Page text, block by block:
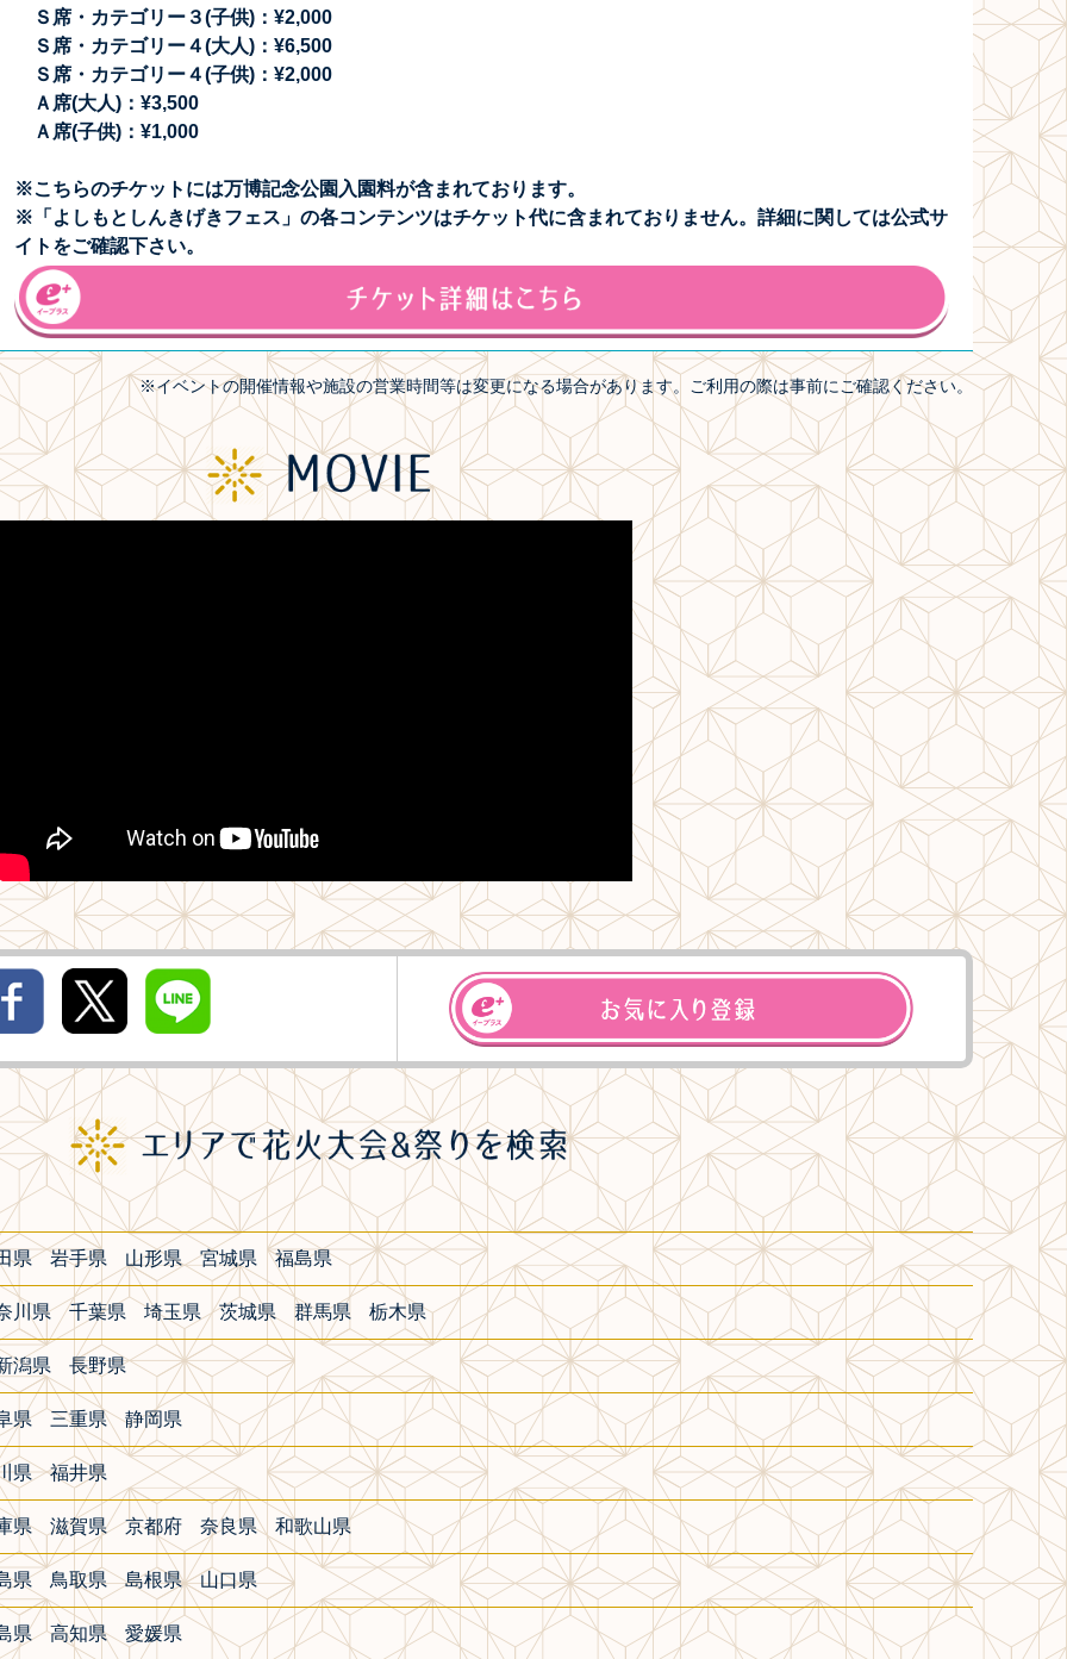
Ｓ席・カテゴリー３(子供)：¥2,000
Ｓ席・カテゴリー４(大人)：¥6,500
Ｓ席・カテゴリー４(子供)：¥2,000
Ａ席(大人)：¥3,500
Ａ席(子供)：¥1,000
※こちらのチケットには万博記念公園入園料が含まれております。
※「よしもとしんきげきフェス」の各コンテンツはチケット代に含まれておりません。詳細に関しては公式サ
イトをご確認下さい。
※イベントの開催情報や施設の営業時間等は変更になる場合があります。ご利用の際は事前にご確認ください。
県 岩手県 山形県 宮城県 福島県
川県 千葉県 埼玉県 茨城県 群馬県 栃木県
潟県 長野県
県 三重県 静岡県
県 福井県
県 滋賀県 京都府 奈良県 和歌山県
県 鳥取県 島根県 山口県
県 高知県 愛媛県